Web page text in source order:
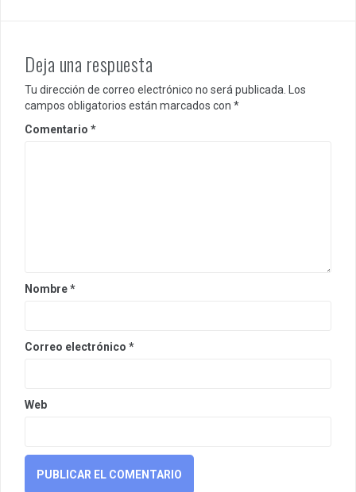
Deja una respuesta
Tu dirección de correo electrónico no será publicada.
Los
campos obligatorios están marcados con *
Comentario *
Nombre*
Correo electrónico *
Web